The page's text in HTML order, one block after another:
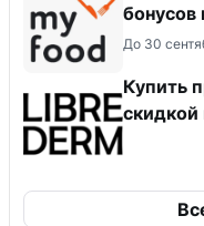
бонусов
До 30
Купить
скидкой